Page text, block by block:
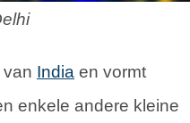
India en vormt
enkele andere kleine